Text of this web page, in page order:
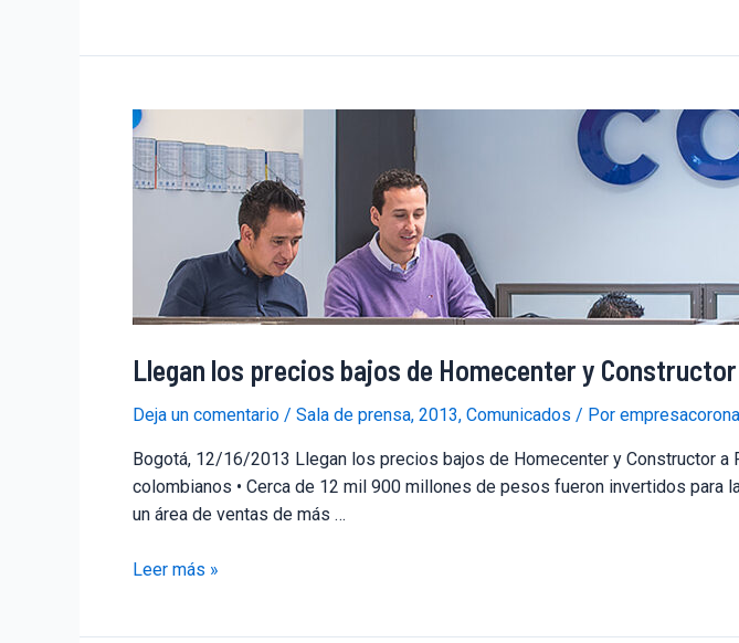
Llegan los precios bajos de Homecenter y
Deja un comentario / Sala de prensa, 2013, Comunicados / Por empresacorona
Bogotá, 12/16/2013 Llegan los precios bajos de Homecenter y Constructor
colombianos • Cerca de 12 mil 900 millones de pesos fueron invertidos para
un área de ventas de más …
Leer más »